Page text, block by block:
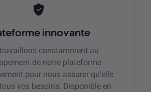
innovante
constamment au
de notre plateforme
pour nous assurer qu'elle
vos besoins. Disponible en